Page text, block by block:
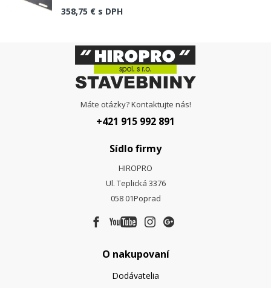
358,75 € s DPH
Máte otázky? Kontaktujte nás!
+421 915 992 891
Sídlo firmy
HIROPRO
Ul. Teplická 3376
058 01Poprad
O nakupovaní
Dodávatelia